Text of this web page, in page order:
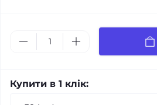
Купити в 1 клік: